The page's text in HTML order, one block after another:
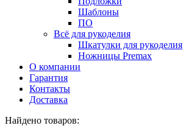
Шаблоны
ПО
Всё для рукоделия
Шкатулки для рукоделия
Ножницы Premax
О компании
Гарантия
Контакты
Доставка
Найдено товаров: